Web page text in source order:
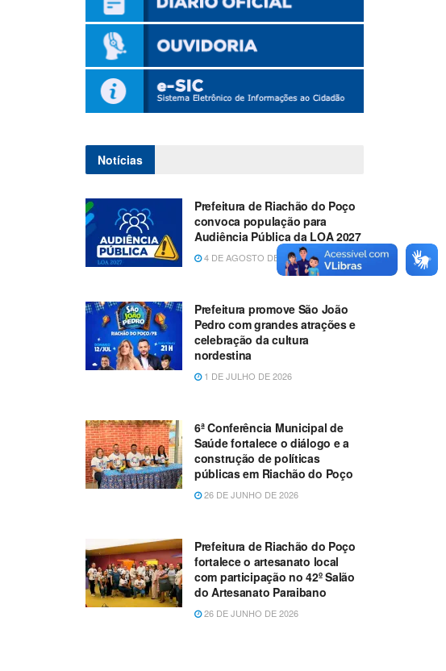
Notícias
Prefeitura de Riachão do Poço
convoca população para
Audiência Pública da LOA 2027
4 DE AGOSTO DE 2026
Prefeitura promove São João
Pedro com grandes atrações e
celebração da cultura
nordestina
1 DE JULHO DE 2026
6ª Conferência Municipal de
Saúde fortalece o diálogo e a
construção de políticas
públicas em Riachão do Poço
26 DE JUNHO DE 2026
Prefeitura de Riachão do Poço
fortalece o artesanato local
com participação no 42º Salão
do Artesanato Paraibano
26 DE JUNHO DE 2026